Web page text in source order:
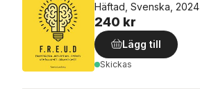
Häftad, Svenska, 2024
240 kr
Lägg till
Skickas